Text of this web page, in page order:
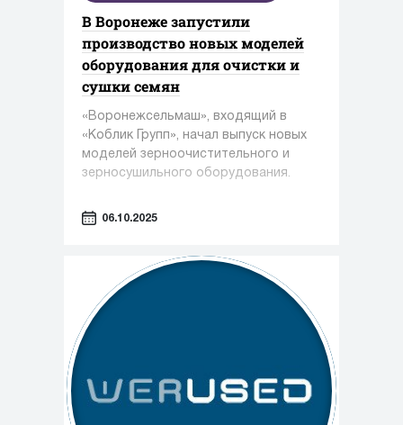
В Воронеже запустили
производство новых моделей
оборудования для очистки и
сушки семян
«Воронежсельмаш», входящий в
«Коблик Групп», начал выпуск новых
моделей зерноочистительного и
зерносушильного оборудования.
06.10.2025